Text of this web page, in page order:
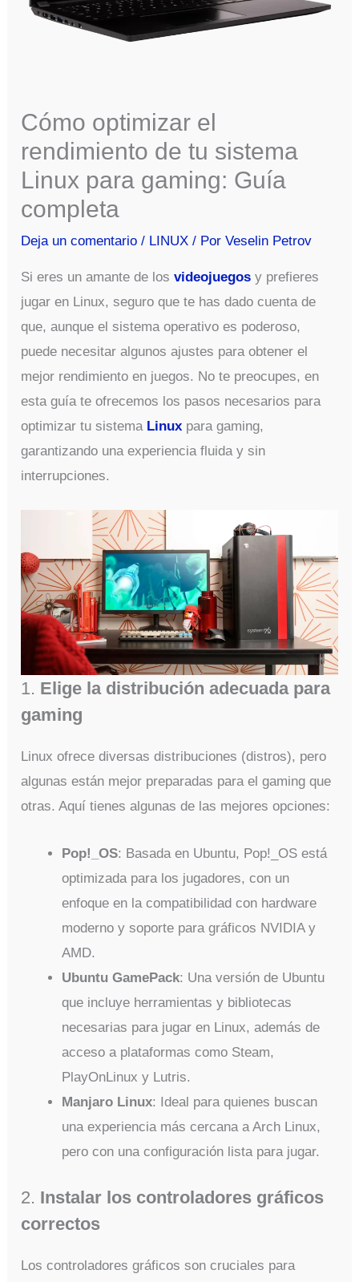
Cómo optimizar el
rendimiento de tu sistema
Linux para gaming: Guía
completa
Deja un comentario / LINUX / PorVeselin Petrov
Si eres un amante de losvideojuegos y prefieres
jugar en Linux, seguro que te has dado cuenta de
que, aunque el sistema operativo es poderoso,
puede necesitar algunos ajustes para obtener el
mejor rendimiento en juegos. No te preocupes, en
esta guía te ofrecemos los pasos necesarios para
optimizar tu sistema Linux para gaming,
garantizando una experiencia fluida y sin
interrupciones.
1. Elige la distribución adecuada para
gaming
Linux ofrece diversas distribuciones (distros), pero
algunas están mejor preparadas para el gaming que
otras. Aquí tienes algunas de las mejores opciones:
Pop!_OS: Basada en Ubuntu, Pop!_OS está
optimizada para los jugadores, con un
enfoque en la compatibilidad con hardware
moderno y soporte para gráficos NVIDIA y
AMD.
Ubuntu GamePack: Una versión de Ubuntu
que incluye herramientas y bibliotecas
necesarias para jugar en Linux, además de
acceso a plataformas como Steam,
PlayOnLinux y Lutris.
Manjaro Linux: Ideal para quienes buscan
una experiencia más cercana a Arch Linux,
pero con una configuración lista para jugar.
2. Instalar los controladores gráficos
correctos
Los controladores gráficos son cruciales para